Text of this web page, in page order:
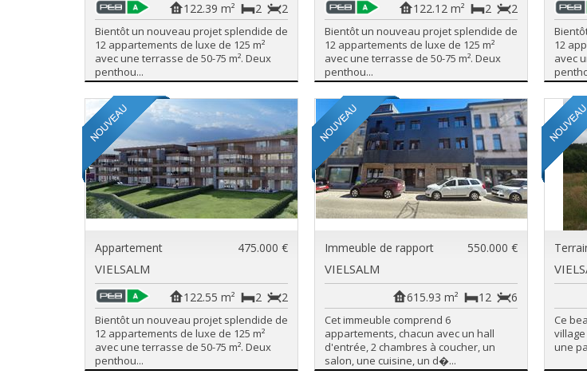
2
2
122.39 m²
Bientôt un nouveau projet splendide de
12 appartements de luxe de 125 m²
avec une terrasse de 50-75 m². Deux
penthou...
2
2
122.12 m²
Bientôt un nouveau projet splendide de
12 appartements de luxe de 125 m²
avec une terrasse de 50-75 m². Deux
penthou...
12
avec
Appartement 475.000 €
VIELSALM
2
2
122.55 m²
Bientôt un nouveau projet splendide de
12 appartements de luxe de 125 m²
avec une terrasse de 50-75 m². Deux
penthou...
Immeuble de rapport 550.000 €
VIELSALM
6
12
615.93 m²
Cet immeuble comprend 6
appartements, chacun avec un hall
d'entrée, 2 chambres à coucher, un
salon, une cuisine, un d�...
Ce
une